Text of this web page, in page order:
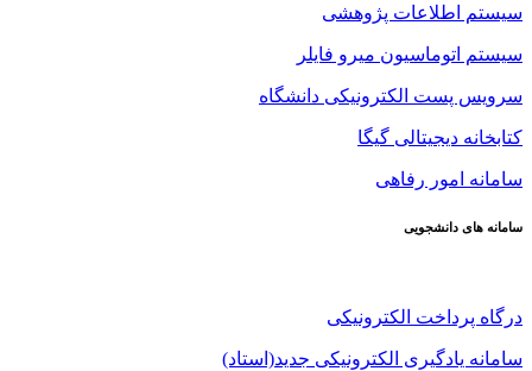
سیستم اطلاعات پژوهشی
سیستم اتوماسیون میرو فایلر
سرویس پست الکترونیکی دانشگاه
کتابخانه دیجیتالی گیگا
سامانه امور رفاهی
سامانه های دانشجویی
درگاه پرداخت الکترونیکی
سامانه یادگیری الکترونیکی جدید(استاد)